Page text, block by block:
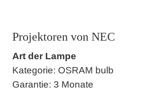
Projektoren von NEC
Art der Lampe
Kategorie: OSRAM bulb
Garantie: 3 Monate